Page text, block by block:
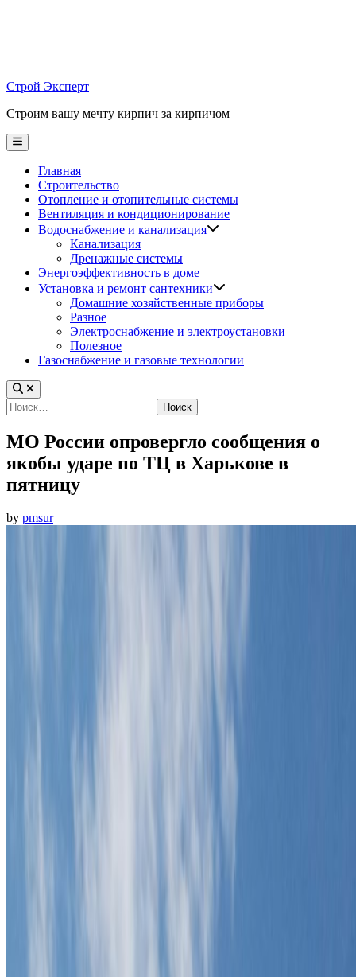
Строй Эксперт
Строим вашу мечту кирпич за кирпичом
Main
Menu
Главная
Строительство
Отопление и отопительные системы
Вентиляция и кондиционирование
Водоснабжение и канализация
Канализация
Дренажные системы
Энергоэффективность в доме
Установка и ремонт сантехники
Домашние хозяйственные приборы
Разное
Электроснабжение и электроустановки
Полезное
Газоснабжение и газовые технологии
Найти:
МО России опровергло сообщения о
якобы ударе по ТЦ в Харькове в
пятницу
by pmsur